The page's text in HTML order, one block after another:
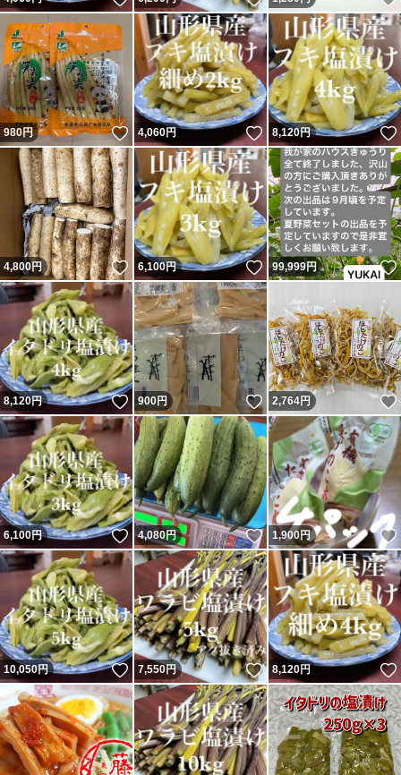
980円 いいね！
4,060円 いいね！
8,120円
4,800円 いいね！
6,100円 いいね！
99,999円
8,120円 いいね！
900円 いいね！
2,764円
6,100円 いいね！
4,080円 いいね！
1,900円
10,050円 いいね！
7,550円 いいね！
8,120円